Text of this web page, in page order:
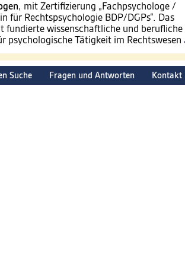
, mit Zertifizierung „Fachpsychologe /
für Rechtspsychologie BDP/DGPs“. Das
fundierte wissenschaftliche und berufliche
psychologische Tätigkeit im Rechtswesen
Suche Fragen und Antworten Kontakt